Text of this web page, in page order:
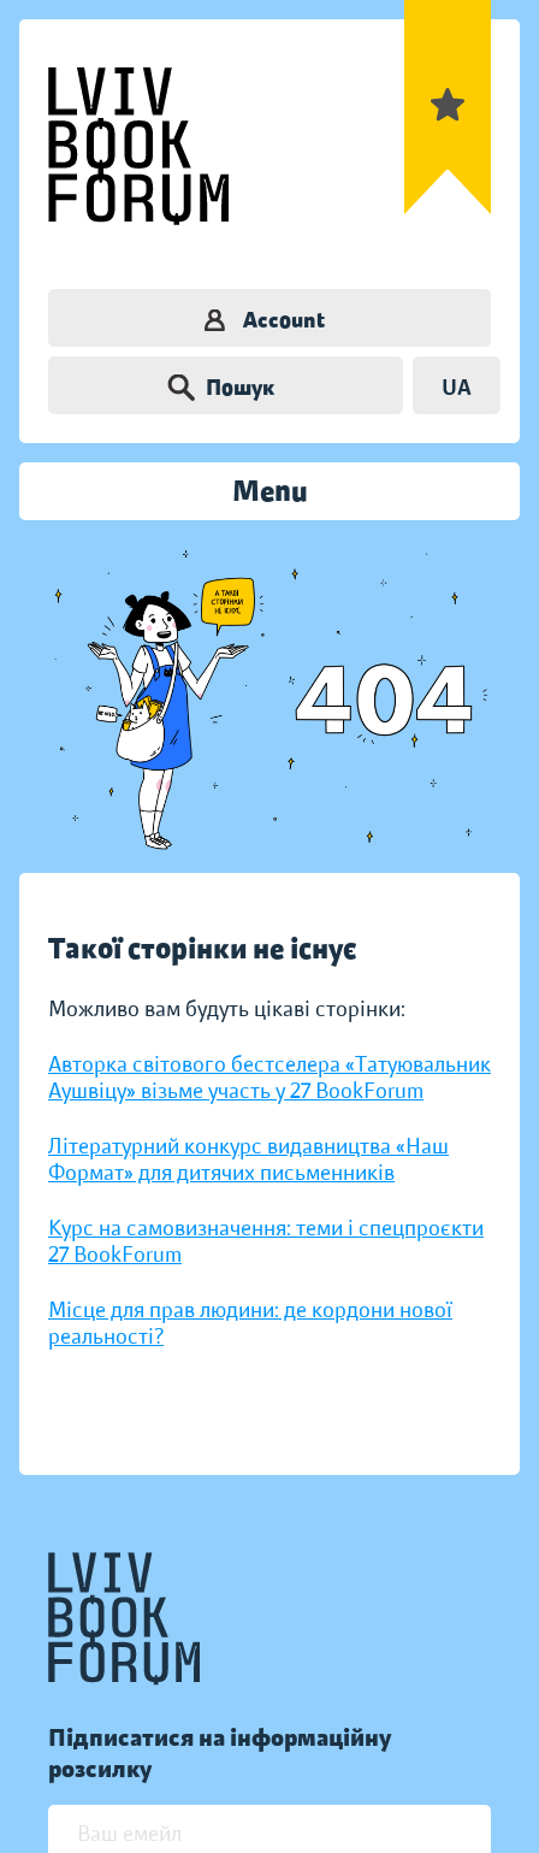
Account
Пошук UA
Menu
Такої сторінки не існує
Можливо вам будуть цікаві сторінки:
Авторка світового бестселера «Татуювальник
Аушвіцу» візьме участь у 27 BookForum
Літературний конкурс видавництва «Наш
Формат» для дитячих письменників
Курс на самовизначення: теми і спецпроєкти
27 BookForum
Місце для прав людини: де кордони нової
реальності?
Підписатися на інформаційну
розсилку